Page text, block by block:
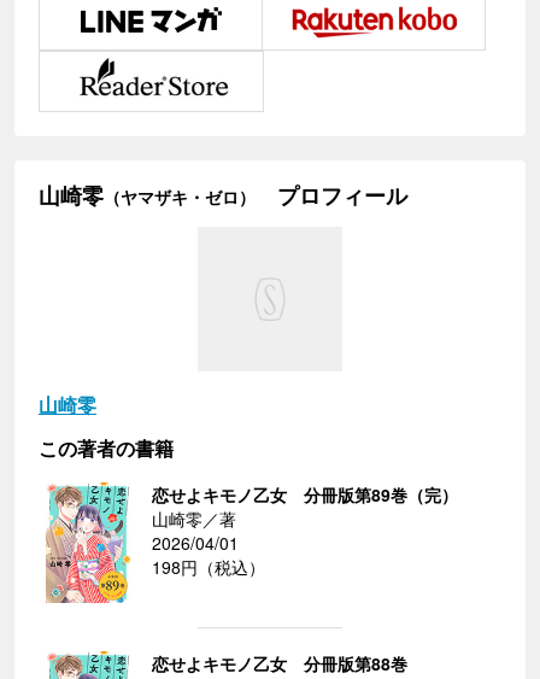
山崎零 （ヤマザキ・ゼロ） プロフィール
山崎零
この著者の書籍
恋せよキモノ乙女 分冊版第89巻（完）
山崎零／著
2026/04/01
198円（税込）
恋せよキモノ乙女 分冊版第88巻